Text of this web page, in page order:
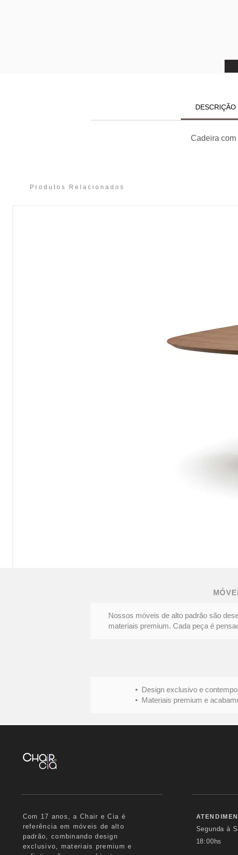
Cadeira com
Produtos Relacionados
Nossos móveis de alto padrão são
materiais premium. Cada peça é
• Design exclusivo e
• Materiais premium e
Com 17 anos, a Chair e Cia é
referência em móveis de alto
padrão, combinando design
exclusivo, materiais premium e
Segunda à
18:00hs